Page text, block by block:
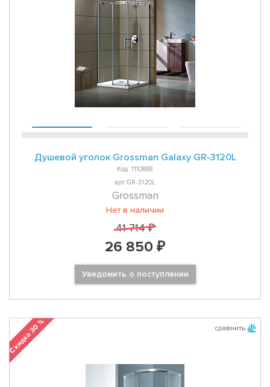
Душевой уголок Grossman Galaxy GR-3120L
Код: 1110888
арт GR-3120L
Grossman
Нет в наличии
41 714 ₽
26 850 ₽
Уведомить о поступлении
сравнить
Скидка 30 %